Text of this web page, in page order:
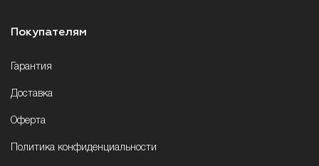
Покупателям
Гарантия
Доставка
Оферта
Политика конфиденциальности